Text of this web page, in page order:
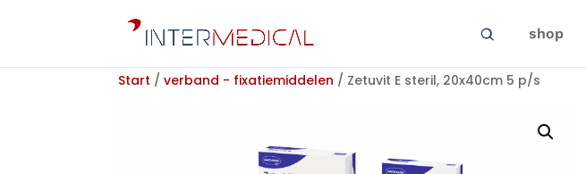
shop
Start / verband - fixatiemiddelen / Zetuvit E steril, 20x40cm 5 p/s